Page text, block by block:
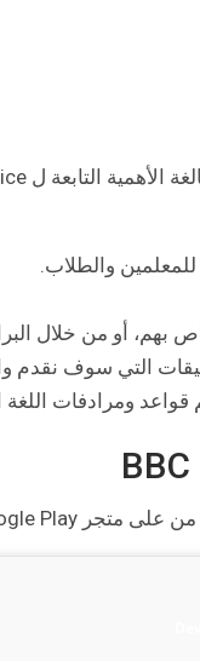
للمعلمين والطلاب.
أو من خلال
التي سوف نقدم